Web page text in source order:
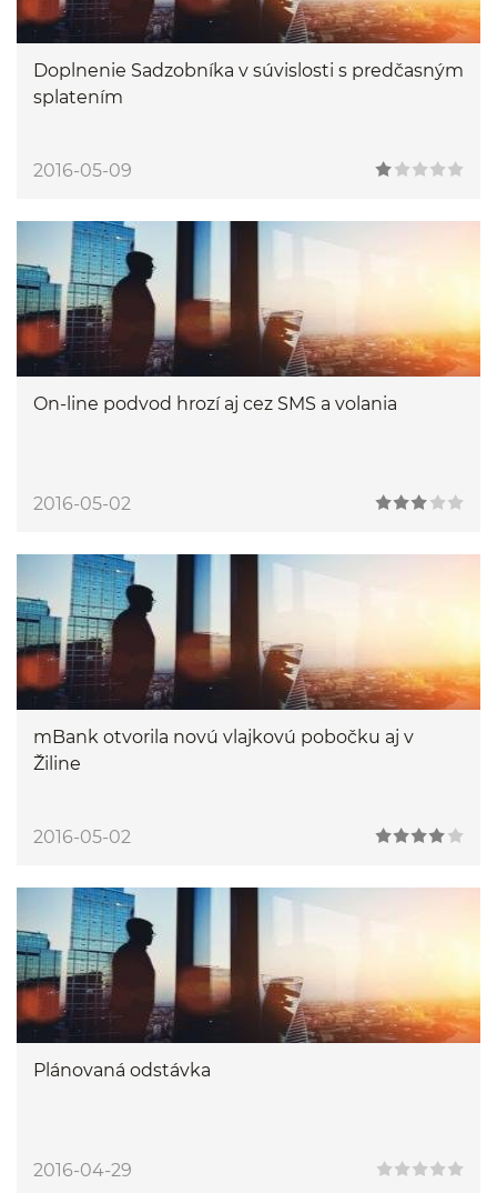
Doplnenie Sadzobníka v súvislosti s predčasným
splatením
2016-05-09
On-line podvod hrozí aj cez SMS a volania
2016-05-02
mBank otvorila novú vlajkovú pobočku aj v
Žiline
2016-05-02
Plánovaná odstávka
2016-04-29